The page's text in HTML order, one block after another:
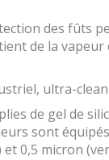
des fûts
de la vapeur
ultra-
de gel de
sont
0,5 micron